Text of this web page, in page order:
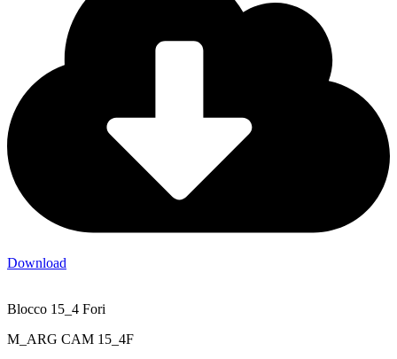
Download
Blocco 15_4 Fori
M_ARG CAM 15_4F